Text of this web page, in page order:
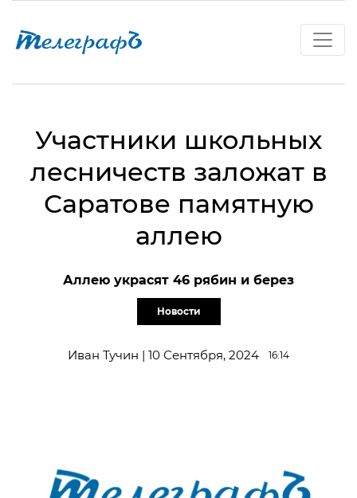
Участники школьных
лесничеств заложат в
Саратове памятную
аллею
Аллею украсят 46 рябин и берез
Новости
Иван Тучин | 10 Сентября, 2024 16:14